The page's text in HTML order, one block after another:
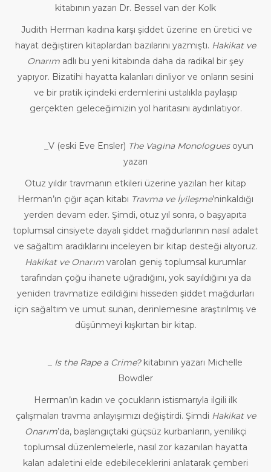
kitabının yazarı Dr. Bessel van der Kolk
Judith Herman kadına karşı şiddet üzerine en üretici ve
hayat değiştiren kitaplardan bazılarını yazmıştı. Hakikat ve
Onarım adlı bu yeni kitabında daha da radikal bir şey
yapıyor. Bizatihi hayatta kalanları dinliyor ve onların sesini
ve bir pratik içindeki erdemlerini ustalıkla paylaşıp
gerçekten geleceğimizin yol haritasını aydınlatıyor.
_V (eski Eve Ensler) The Vagina Monologuesoyun
yazarı
Otuz yıldır travmanın etkileri üzerine yazılan her kitap
Herman’ın çığır açan kitabı Travma ve İyileşme’ninkaldığı
yerden devam eder. Şimdi, otuz yıl sonra, o başyapıta
toplumsal cinsiyete dayalı şiddet mağdurlarının nasıl adalet
ve sağaltım aradıklarını inceleyen bir kitap desteği alıyoruz.
Hakikat ve Onarım varolan geniş toplumsal kurumlar
tarafından çoğu ihanete uğradığını, yok sayıldığını ya da
yeniden travmatize edildiğini hisseden şiddet mağdurları
için sağaltım ve umut sunan, derinlemesine araştırılmış ve
düşünmeyi kışkırtan bir kitap.
_ Is the Rape a Crime?kitabının yazarı Michelle
Bowdler
Herman’ın kadın ve çocukların istismarıyla ilgili ilk
çalışmaları travma anlayışımızı değiştirdi. Şimdi Hakikat ve
Onarım’da, başlangıçtaki güçsüz kurbanların, yenilikçi
toplumsal düzenlemelerle, nasıl zor kazanılan hayatta
kalan adaletini elde edebileceklerini anlatarak çemberi